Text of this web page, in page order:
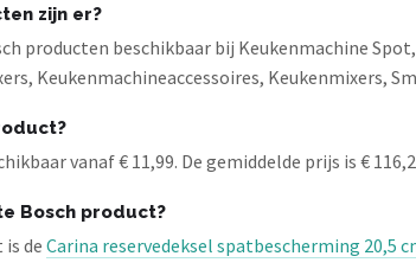
zijn er?
producten beschikbaar bij Keukenmachine
Keukenmachineaccessoires, Keukenmixers,
vanaf € 11,99. De gemiddelde prijs is €
Bosch product?
deCarina reservedeksel spatbescherming 20,5